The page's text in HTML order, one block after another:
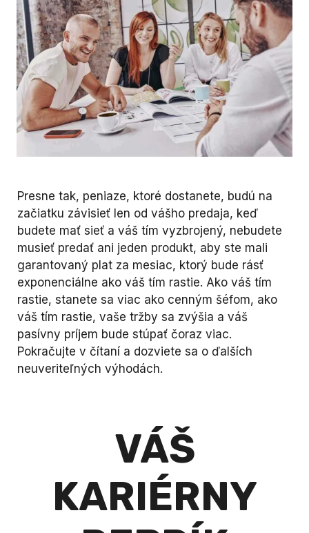
Presne tak, peniaze, ktoré dostanete, budú na
začiatku závisieť len od vášho predaja, keď
budete mať sieť a váš tím vyzbrojený, nebudete
musieť predať ani jeden produkt, aby ste mali
garantovaný plat za mesiac, ktorý bude rásť
exponenciálne ako váš tím rastie. Ako váš tím
rastie, stanete sa viac ako cenným šéfom, ako
váš tím rastie, vaše tržby sa zvýšia a váš
pasívny príjem bude stúpať čoraz viac.
Pokračujte v čítaní a dozviete sa o ďalších
neuveriteľných výhodách.
VÁŠ
KARIÉRNY